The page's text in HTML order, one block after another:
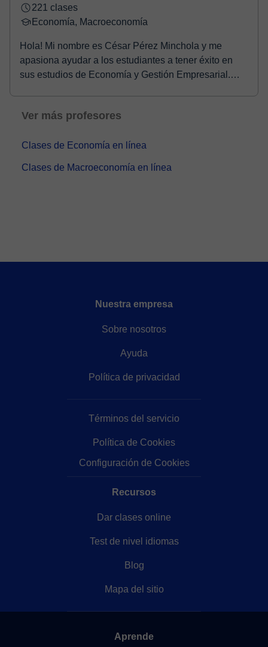
221 clases
Economía, Macroeconomía
Hola! Mi nombre es César Pérez Minchola y me
apasiona ayudar a los estudiantes a tener éxito en
sus estudios de Economía y Gestión Empresarial.
Ver más profesores
Clases de Economía en línea
Clases de Macroeconomía en línea
Nuestra empresa
Sobre nosotros
Ayuda
Política de privacidad
Términos del servicio
Política de Cookies
Configuración de Cookies
Recursos
Dar clases online
Test de nivel idiomas
Blog
Mapa del sitio
Aprende